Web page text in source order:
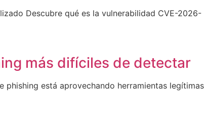
Descubre qué es la vulnerabilidad CVE-2026-
más difíciles de detectar
está aprovechando herramientas legítimas